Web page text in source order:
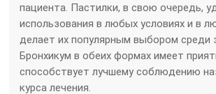
пациента. Пастилки, в свою очередь,
использования в любых условиях и в
делает их популярным выбором среди
Бронхикум в обеих формах имеет
способствует лучшему соблюдению
курса лечения.